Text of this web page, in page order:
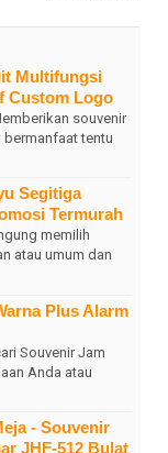
Multifungsi
Custom Logo
souvenir
tentu
Segitiga
Termurah
memilih
atau umum dan
Plus Alarm
Souvenir Jam
Anda atau
- Souvenir
JHF-512 Bulat